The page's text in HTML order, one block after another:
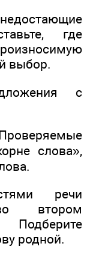
где
выбор.
с
слова»,
речи
втором
родной.